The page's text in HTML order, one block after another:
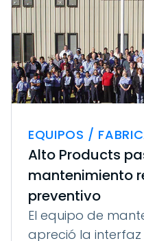
EQUIPOS /
Alto Products
mantenimiento
preventivo
El equipo de
apreció la